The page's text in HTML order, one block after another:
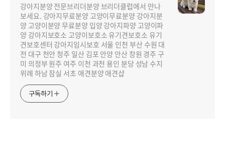
강아지분양 전문브리더분양 브리더클럽에서 만나
보세요. 강아지무료분양 고양이무료분양 강아지분
양 고양이분양 무료분양 입양 강아지파양 고양이파
양 강아지보호소 고양이보호소 유기견보호소 유기
견보호센터 강아지임시보호 서울 인천 부산 수원 대
전 대구 천안 청주 일산 김포 안양 안산 창원 경주 구
미 의정부 원주 여주 이천 과천 용인 분당 성남 수지
위례 하남 잠실 서초 애견분양 애견샵
구독하기